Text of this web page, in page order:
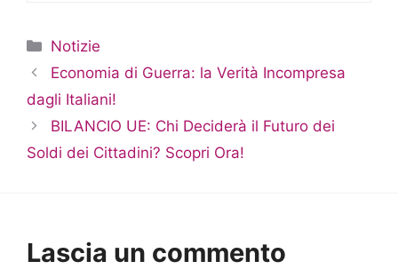
Categorie
Notizie
Economia di Guerra: la Verità Incompresa
dagli Italiani!
BILANCIO UE: Chi Deciderà il Futuro dei
Soldi dei Cittadini? Scopri Ora!
Lascia un commento